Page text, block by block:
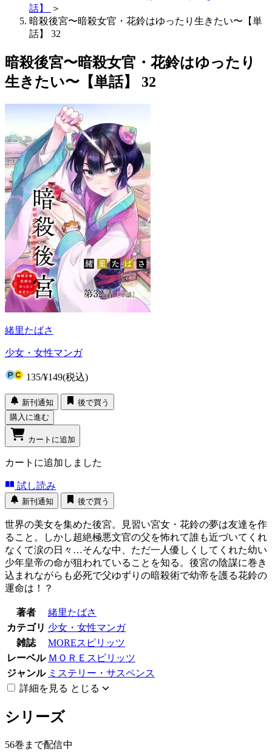
話】
＞
暗殺後宮〜暗殺女官・花鈴はゆったり生きたい〜【単
話】 32
暗殺後宮〜暗殺女官・花鈴はゆったり
生きたい〜【単話】 32
緒里たばさ
少女・女性マンガ
135/¥149(税込)
新刊通知
後で買う
購入に進む
カートに追加
カートに追加しました
試し読み
新刊通知 後で買う
世界の美女を集めた後宮。見習い宮女・花鈴の夢は友達を作
ること。しかし超絶極悪文官の父を怖れて誰も近づいてくれ
なくて涙の日々…そんな中、ただ一人優しくしてくれた幼い
少年皇帝の命が狙われていることを知る。後宮の陰謀に巻き
込まれながらも必死で父ゆずりの暗殺術で幼帝を護る花鈴の
運命は！？
著者
緒里たばさ
カテゴリ 少女・女性マンガ
雑誌
MOREスピリッツ
レーベル ＭＯＲＥスピリッツ
ジャンル ミステリー・サスペンス
詳細を見る とじる
シリーズ
56巻まで配信中